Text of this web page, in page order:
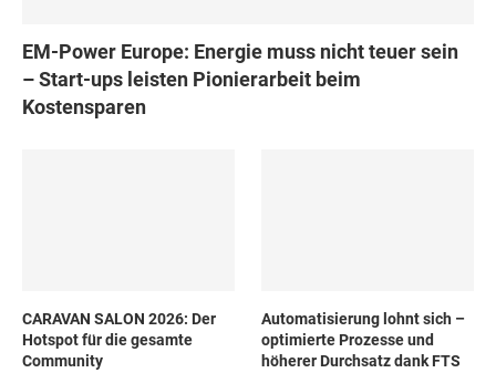
EM-Power Europe: Energie muss nicht teuer sein
– Start-ups leisten Pionierarbeit beim
Kostensparen
CARAVAN SALON 2026: Der
Hotspot für die gesamte
Community
Automatisierung lohnt sich –
optimierte Prozesse und
höherer Durchsatz dank FTS